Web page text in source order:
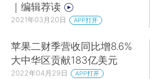
｜编辑荐读
2021年03月20日 APP打开
苹果二财季营收同比增8.6%
大中华区贡献183亿美元
2022年04月29日 APP打开